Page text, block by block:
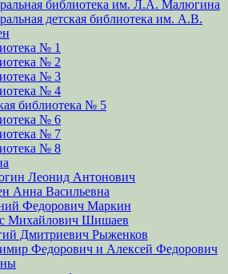
библиотека им. Л.А. Малюгина
детская библиотека им. А.В.
№ 1
№ 2
№ 3
№ 4
библиотека № 5
№ 6
№ 7
№ 8
Леонид Антонович
Анна Васильевна
Федорович Маркин
Михайлович Шишаев
Дмитриевич Рыженков
Федорович и Алексей Федорович